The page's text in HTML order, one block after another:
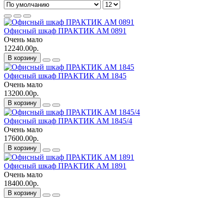
Офисный шкаф ПРАКТИК AM 0891
Очень мало
12240.00р.
В корзину
Офисный шкаф ПРАКТИК AM 1845
Очень мало
13200.00р.
В корзину
Офисный шкаф ПРАКТИК AM 1845/4
Очень мало
17600.00р.
В корзину
Офисный шкаф ПРАКТИК AM 1891
Очень мало
18400.00р.
В корзину